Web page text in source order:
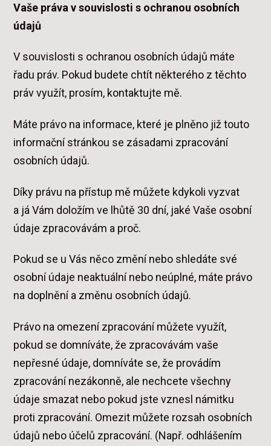
Vaše práva v souvislosti s ochranou osobních
údajů
V souvislosti s ochranou osobních údajů máte
řadu práv. Pokud budete chtít některého z těchto
práv využít, prosím, kontaktujte mě.
Máte právo na informace, které je plněno již touto
informační stránkou se zásadami zpracování
osobních údajů.
Díky právu na přístup mě můžete kdykoli vyzvat
a já Vám doložím ve lhůtě 30 dní, jaké Vaše osobní
údaje zpracovávám a proč.
Pokud se u Vás něco změní nebo shledáte své
osobní údaje neaktuální nebo neúplné, máte právo
na doplnění a změnu osobních údajů.
Právo na omezení zpracování můžete využít,
pokud se domníváte, že zpracovávám vaše
nepřesné údaje, domníváte se, že provádím
zpracování nezákonně, ale nechcete všechny
údaje smazat nebo pokud jste vznesl námitku
proti zpracování. Omezit můžete rozsah osobních
údajů nebo účelů zpracování. (Např. odhlášením